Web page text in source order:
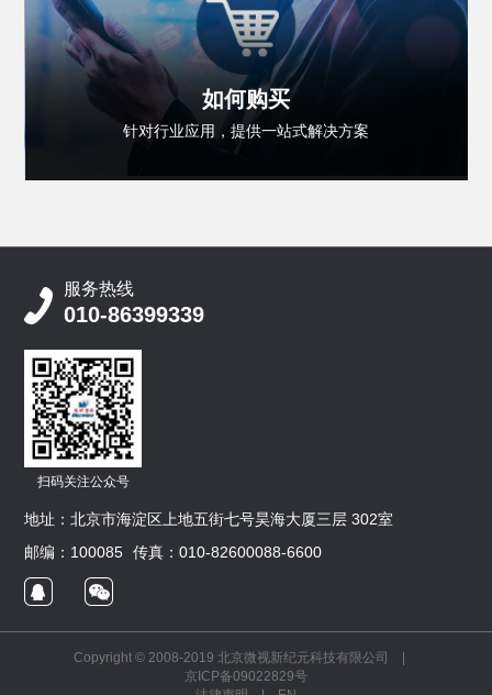
如何购买
针对行业应用，提供一站式解决方案
服务热线
010-86399339
扫码关注公众号
地址：北京市海淀区上地五街七号昊海大厦三层 302室
邮编：100085 传真：010-82600088-6600
Copyright © 2008-2019 北京微视新纪元科技有限公司 |
京ICP备09022829号